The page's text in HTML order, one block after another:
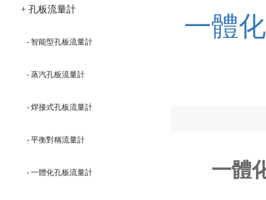
+ 孔板流量計
- 智能型孔板流量計
- 蒸汽孔板流量計
- 焊接式孔板流量計
- 平衡對稱流量計
- 一體化孔板流量計
一體
一體